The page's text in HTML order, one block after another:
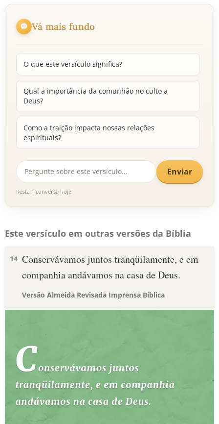
Vá mais fundo
O que este versículo significa?
Qual a importância da comunhão no culto a
Deus?
Como a traição impacta nossas relações
espirituais?
Enviar
Resta 1 conversa hoje
Este versículo em outras versões da Bíblia
14 Conservávamos juntos tranqüilamente, e em
companhia andávamos na casa de Deus.
Versão Almeida Revisada Imprensa Bíblica